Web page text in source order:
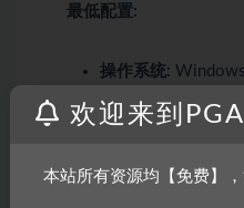
最低配置:
操作系统:
处理器: 1 GHz
显卡:Shaders 3.0,
欢迎来到
本站所有资源均【免费】